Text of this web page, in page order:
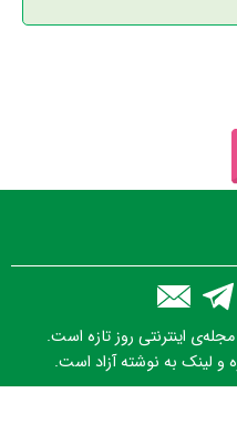
اینترنتی روز تازه است.
و لینک به نوشته آزاد است.